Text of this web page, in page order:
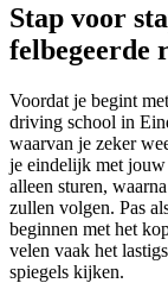
Stap voor
felbegeerde
Voordat je begint
driving school in
waarvan je zeker
je eindelijk met jouw
alleen sturen,
zullen volgen. Pas
beginnen met het
velen vaak het
spiegels kijken.